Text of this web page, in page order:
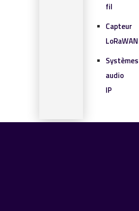
fil
Capteur
LoRaWAN
Systèmes
audio
IP